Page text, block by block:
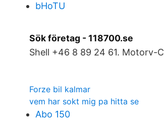
bHoTU
Sök företag - 118700.se
Shell +46 8 89 24 61. Motorv-
Forze bil kalmar
vem har sokt mig pa hitta se
Abo 150